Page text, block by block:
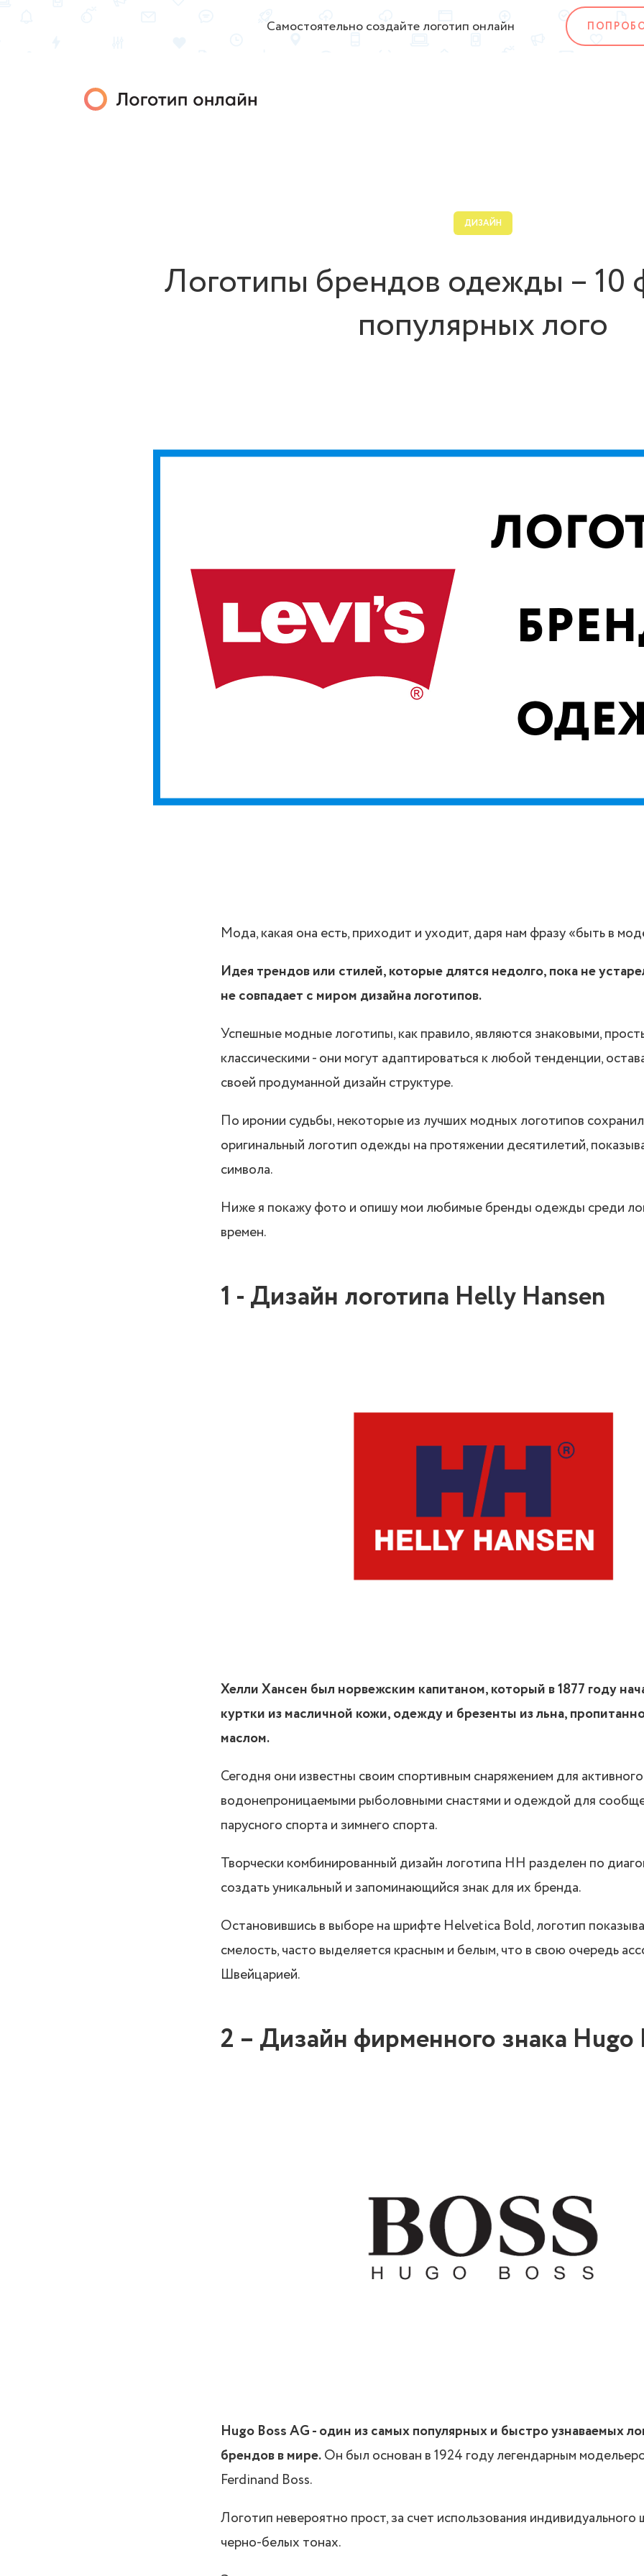
Самостоятельно создайте логотип онлайн
ДИЗАЙН
Логотипы брендов одежды – 10
популярных лого
Мода, какая она есть, приходит и уходит, даря нам фразу «быть в
Идея трендов или стилей, которые длятся недолго, пока не
не совпадает с миром дизайна логотипов.
Успешные модные логотипы, как правило, являются знаковыми,
классическими - они могут адаптироваться к любой тенденции,
своей продуманной дизайн структуре.
По иронии судьбы, некоторые из лучших модных логотипов
оригинальный логотип одежды на протяжении десятилетий,
символа.
Ниже я покажу фото и опишу мои любимые бренды одежды среди
времен.
1 - Дизайн логотипа Helly Hansen
Хелли Хансен был норвежским капитаном, который в 1877 году
куртки из масличной кожи, одежду и брезенты из льна,
маслом.
Сегодня они известны своим спортивным снаряжением для
водонепроницаемыми рыболовными снастями и одеждой для
парусного спорта и зимнего спорта.
Творчески комбинированный дизайн логотипа HH разделен по
создать уникальный и запоминающийся знак для их бренда.
Остановившись в выборе на шрифте Helvetica Bold, логотип
смелость, часто выделяется красным и белым, что в свою очередь
Швейцарией.
2 – Дизайн фирменного знака Hugo
Hugo Boss AG - один из самых популярных и быстро узнаваемых
брендов в мире.Он был основан в 1924 году легендарным
Ferdinand Boss.
Логотип невероятно прост, за счет использования
черно-белых тонах.